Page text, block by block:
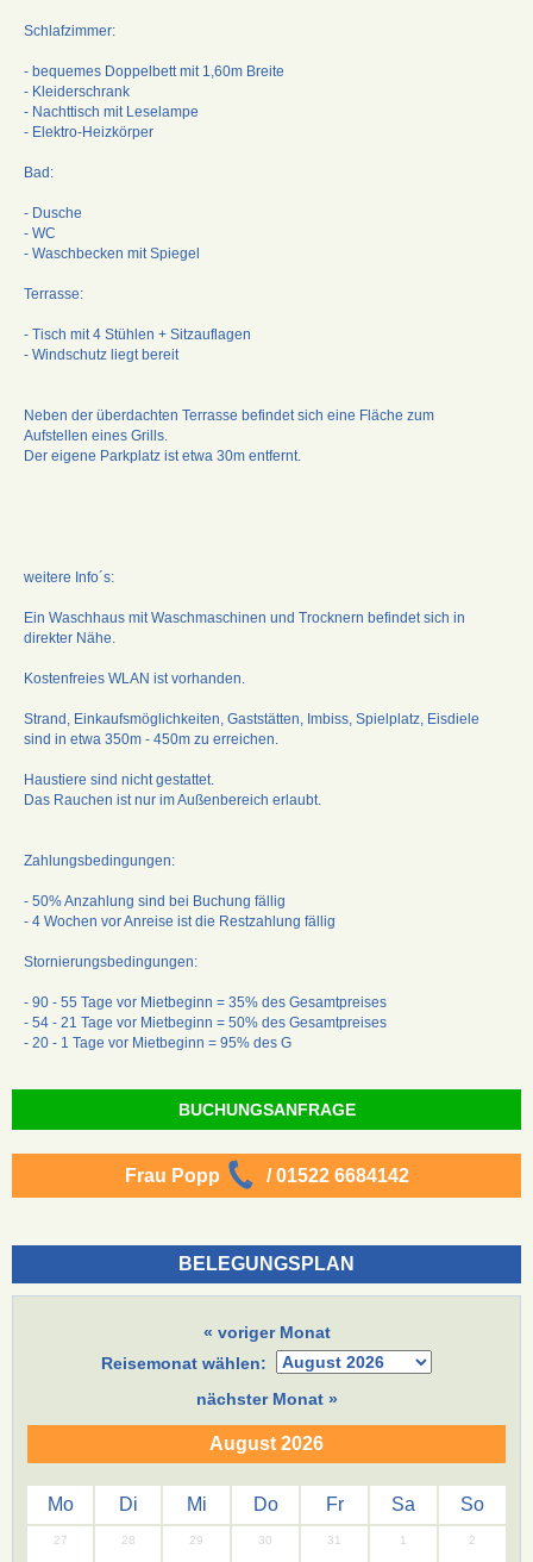
Schlafzimmer:
- bequemes Doppelbett mit 1,60m Breite
- Kleiderschrank
- Nachttisch mit Leselampe
- Elektro-Heizkörper
Bad:
- Dusche
- WC
- Waschbecken mit Spiegel
Terrasse:
- Tisch mit 4 Stühlen + Sitzauflagen
- Windschutz liegt bereit
Neben der überdachten Terrasse befindet sich eine Fläche zum
Aufstellen eines Grills.
Der eigene Parkplatz ist etwa 30m entfernt.
weitere Info´s:
Ein Waschhaus mit Waschmaschinen und Trocknern befindet sich in
direkter Nähe.
Kostenfreies WLAN ist vorhanden.
Strand, Einkaufsmöglichkeiten, Gaststätten, Imbiss, Spielplatz, Eisdiele
sind in etwa 350m - 450m zu erreichen.
Haustiere sind nicht gestattet.
Das Rauchen ist nur im Außenbereich erlaubt.
Zahlungsbedingungen:
- 50% Anzahlung sind bei Buchung fällig
- 4 Wochen vor Anreise ist die Restzahlung fällig
Stornierungsbedingungen:
- 90 - 55 Tage vor Mietbeginn = 35% des Gesamtpreises
- 54 - 21 Tage vor Mietbeginn = 50% des Gesamtpreises
- 20 - 1 Tage vor Mietbeginn = 95% des G
BUCHUNGSANFRAGE
Frau Popp / 01522 6684142
BELEGUNGSPLAN
« voriger Monat
Reisemonat wählen:
nächster Monat »
August 2026
Mo Di Mi Do Fr Sa So
27 28 29 30 31 1 2